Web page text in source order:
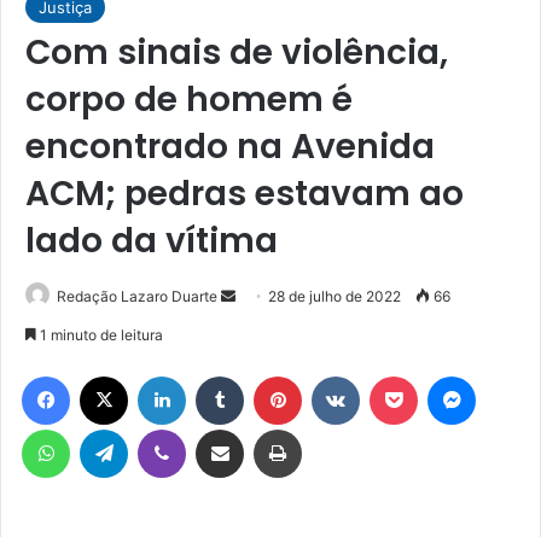
Justiça
Com sinais de violência,
corpo de homem é
encontrado na Avenida
ACM; pedras estavam ao
lado da vítima
Redação Lazaro Duarte
Mande
mail
28 de julho de 2022 66
1 minuto de leitura
Facebook Linkedin Tumblr Pinterest Pocket
WhatsAppTelegram Viber Compartilhar via e-mail Imprimir